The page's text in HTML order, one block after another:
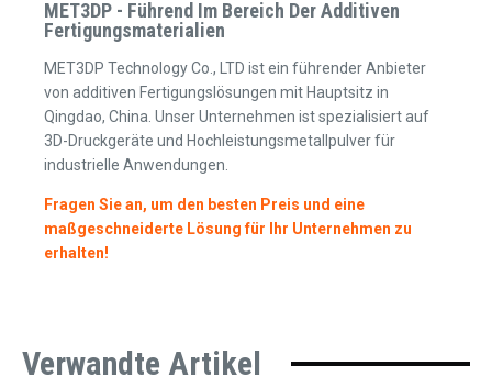
MET3DP - Führend Im Bereich Der Additiven
Fertigungsmaterialien
MET3DP Technology Co., LTD ist ein führender Anbieter
von additiven Fertigungslösungen mit Hauptsitz in
Qingdao, China. Unser Unternehmen ist spezialisiert auf
3D-Druckgeräte und Hochleistungsmetallpulver für
industrielle Anwendungen.
Fragen Sie an, um den besten Preis und eine
maßgeschneiderte Lösung für Ihr Unternehmen zu
erhalten!
Verwandte Artikel